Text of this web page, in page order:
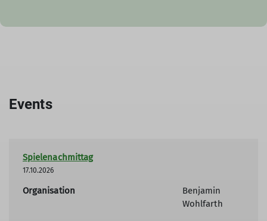
Events
Spielenachmittag
17.10.2026
Organisation
Benjamin
Wohlfarth